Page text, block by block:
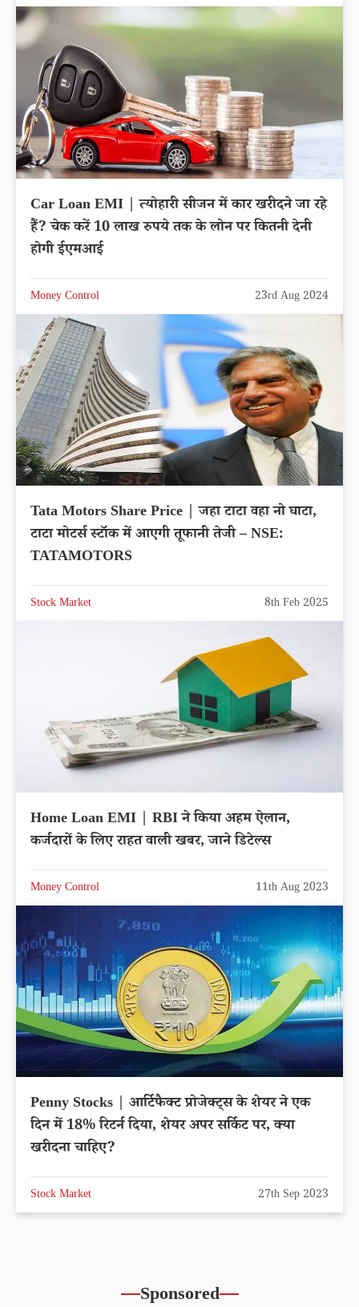
Car Loan EMI | त्योहारी सीजन में कार खरीदने जा रहे
हैं? चेक करें 10 लाख रुपये तक के लोन पर कितनी देनी
होगी ईएमआई
Money Control 23rd Aug 2024
Tata Motors Share Price | जहा टाटा वहा नो घाटा,
टाटा मोटर्स स्टॉक में आएगी तूफानी तेजी – NSE:
TATAMOTORS
Stock Market 8th Feb 2025
Home Loan EMI | RBI ने किया अहम ऐलान,
कर्जदारों के लिए राहत वाली खबर, जाने डिटेल्स
Money Control 11th Aug 2023
Penny Stocks | आर्टिफैक्ट प्रोजेक्ट्स के शेयर ने एक
दिन में 18% रिटर्न दिया, शेयर अपर सर्किट पर, क्या
खरीदना चाहिए?
Stock Market 27th Sep 2023
Sponsored